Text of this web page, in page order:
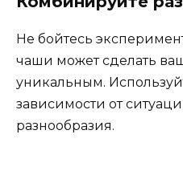
Не бойтесь
чаши может сделать
уникальным.
зависимости от
разнообразия.